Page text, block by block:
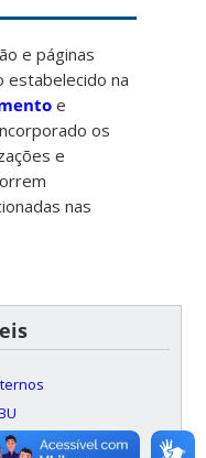
e páginas
estabelecido na
e
os
e
nas